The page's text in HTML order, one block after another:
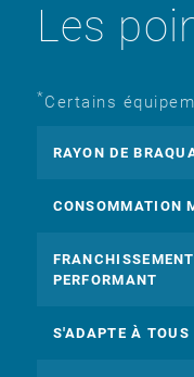
Les
*Certains
RAYON DE
CONSOMMATION
PERFORMANT
S'ADAPTE À